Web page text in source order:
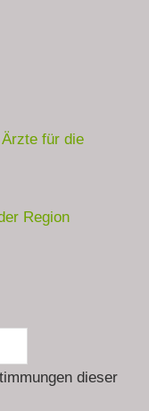
für die
Region
dieser